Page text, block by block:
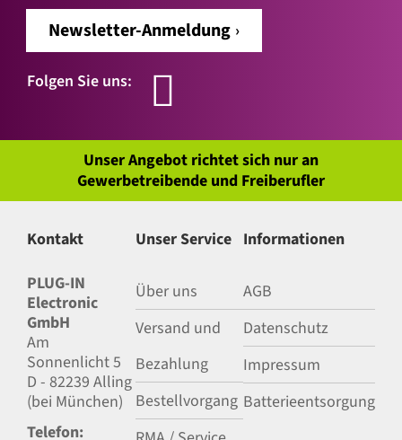
Newsletter-Anmeldung
Folgen Sie uns:
Unser Angebot richtet sich nur an
Gewerbetreibende und Freiberufler
Kontakt
PLUG-IN
Electronic
GmbH
Am
Sonnenlicht 5
D - 82239 Alling
(bei München)
Telefon:
Unser Service
Über uns
Versand und
Bezahlung
Bestellvorgang
Informationen
AGB
Datenschutz
Impressum
Batterieentsorgung